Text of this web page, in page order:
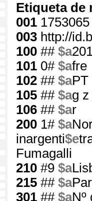
Etiqueta de
001 1753065
003 http://
100 ## $a
101 0# $afre
102 ## $aPT
105 ## $ag z
106 ## $ar
200 1# $a
inargenti$e
Fumagalli
210 #9 $a
215 ## $a
301 ## $aNº